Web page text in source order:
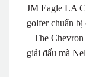
JM Eagle LA
golfer chuẩn bị
– The Chevron
giải đấu mà